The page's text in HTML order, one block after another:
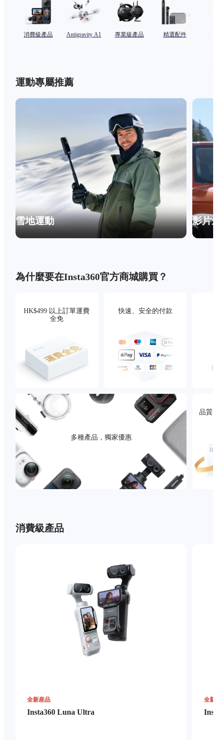
消費級產品 Antigravity A1 專業級產品 精選配件
運動專屬推薦
雪地運動 影片
為什麼要在Insta360官方商城購買？
HK$499 以上訂單運費
全免
快速、安全的付款
多種產品，獨家優惠
品質
消費級產品
全新産品
Insta360 Luna Ultra
全新